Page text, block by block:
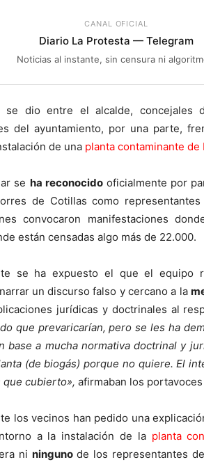
CANAL OFICIAL
Diario La Protesta — Telegram
Noticias al instante, sin censura ni
se dio entre el alcalde,
del ayuntamiento, por una parte,
de una planta contaminante de
se ha reconocidooficialmente por
de Cotillas como
convocaron manifestaciones
están censadas algo más de 22.000.
se ha expuesto el que el equipo
un discurso falso y cercano a la
jurídicas y doctrinales al
que prevaricarían, pero se les ha
base a mucha normativa doctrinal y
(de biogás) porque no quiere. El
cubierto», afirmaban los
los vecinos han pedido una
a la instalación de la planta
ni ningunode los representantes